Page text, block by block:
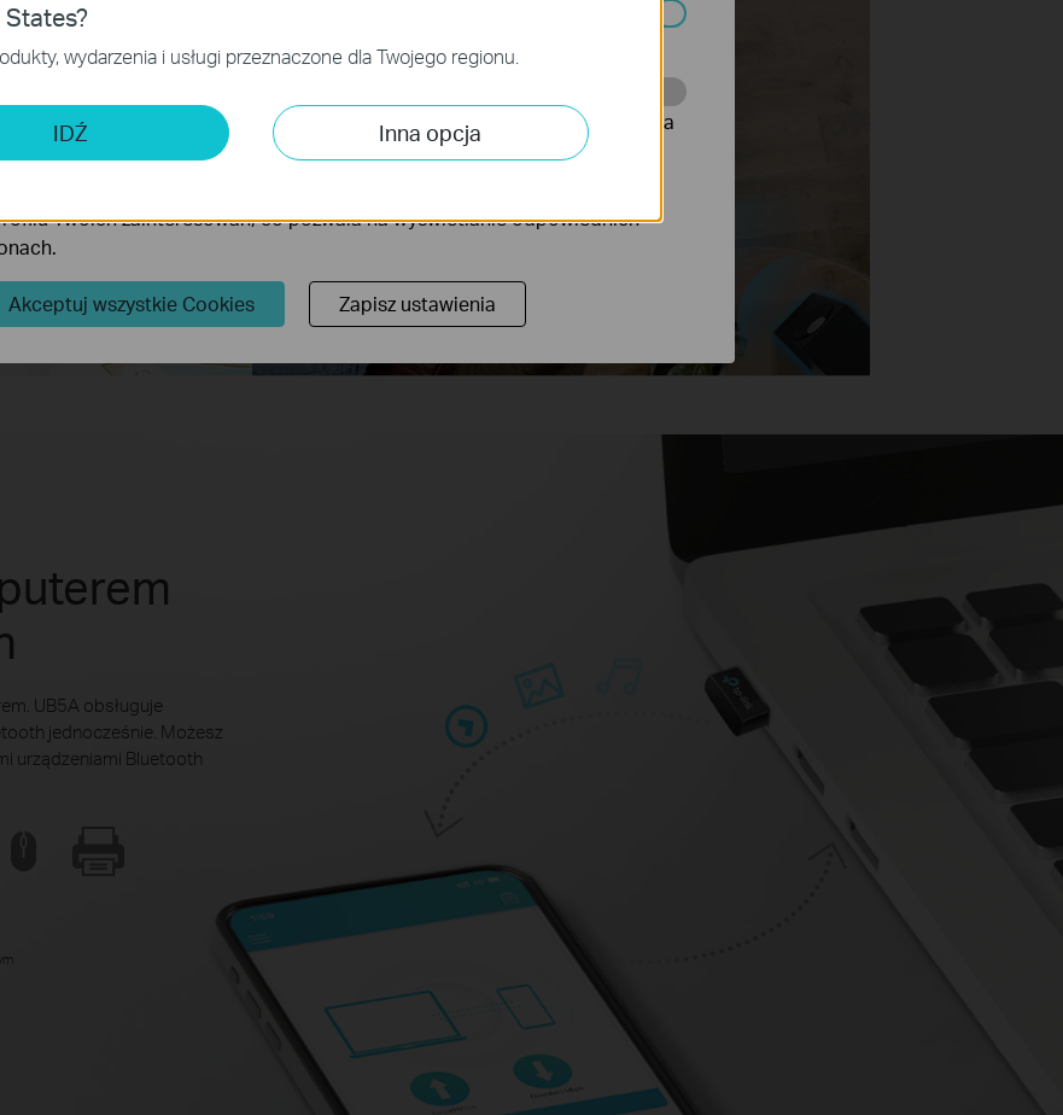
UB5A obsługuje
jednocześnie. Możesz
urządzeniami Bluetooth
wydarzenia i usługi przeznaczone dla Twojego regionu.
IDŹ Inna opcja
są do poprawnego działania witryny i nie moga zostać wyłączone.
i marketingu
są wykorzystywane w celu analizy ruchu na naszej stronie, co umożliwia
wyświetlanych treści.
mogą być wykorzystywane przez naszych partnerów reklamowych
Twoich zainteresowań, co pozwala na wyświetlanie odpowiednich
Akceptuj wszystkie Cookies Zapisz ustawienia